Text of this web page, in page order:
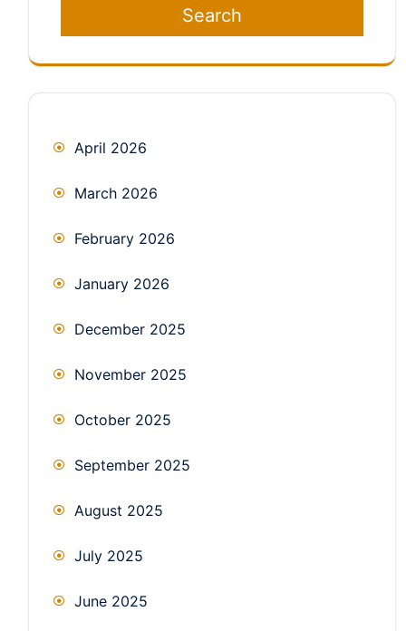
Search
April 2026
March 2026
February 2026
January 2026
December 2025
November 2025
October 2025
September 2025
August 2025
July 2025
June 2025